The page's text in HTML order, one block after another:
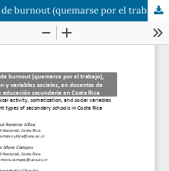
Comparación de los niveles de burnout (quemarse por el trabajo), actividad física, somatización y variables sociales, en docentes de diferentes modalidades de educación secundaria en Costa Rica